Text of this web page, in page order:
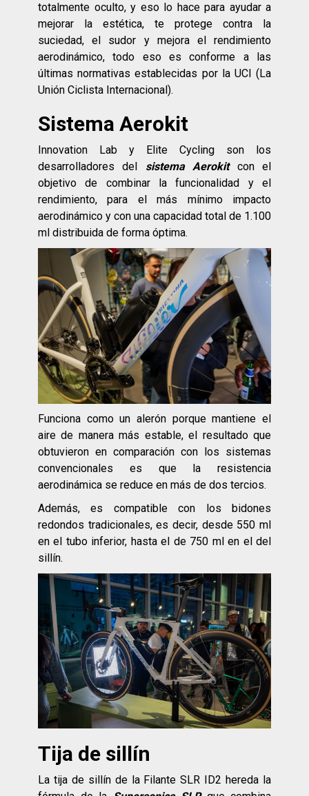
totalmente oculto, y eso lo hace para ayudar a
mejorar la estética, te protege contra la
suciedad, el sudor y mejora el rendimiento
aerodinámico, todo eso es conforme a las
últimas normativas establecidas por la UCI (La
Unión Ciclista Internacional).
Sistema Aerokit
Innovation Lab y Elite Cycling son los
desarrolladores del sistema Aerokitcon el
objetivo de combinar la funcionalidad y el
rendimiento, para el más mínimo impacto
aerodinámico y con una capacidad total de 1.100
ml distribuida de forma óptima.
Funciona como un alerón porque mantiene el
aire de manera más estable, el resultado que
obtuvieron en comparación con los sistemas
convencionales es que la resistencia
aerodinámica se reduce en más de dos tercios.
Además, es compatible con los bidones
redondos tradicionales, es decir, desde 550 ml
en el tubo inferior, hasta el de 750 ml en el del
sillín.
Tija de sillín
La tija de sillín de la Filante SLR ID2 hereda la